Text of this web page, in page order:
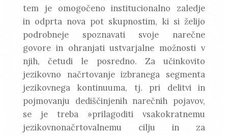
tem je omogočeno institucionalno zaledje
in odprta nova pot skupnostim, ki si želijo
podrobneje spoznavati svoje narečne
govore in ohranjati ustvarjalne možnosti v
njih, četudi le posredno. Za učinkovito
jezikovno načrtovanje izbranega segmenta
jezikovnega kontinuuma, tj. pri delitvi in
pojmovanju dediščinjenih narečnih pojavov,
se je treba »prilagoditi vsakokratnemu
jezikovnonačrtovalnemu cilju in za